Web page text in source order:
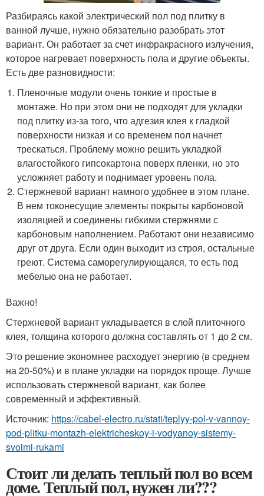
Разбираясь какой электрический пол под плитку в
ванной лучше, нужно обязательно разобрать этот
вариант. Он работает за счет инфракрасного излучения,
которое нагревает поверхность пола и другие объекты.
Есть две разновидности:
Пленочные модули очень тонкие и простые в
монтаже. Но при этом они не подходят для укладки
под плитку из-за того, что адгезия клея к гладкой
поверхности низкая и со временем пол начнет
трескаться. Проблему можно решить укладкой
влагостойкого гипсокартона поверх пленки, но это
усложняет работу и поднимает уровень пола.
Стержневой вариант намного удобнее в этом плане.
В нем токонесущие элементы покрыты карбоновой
изоляцией и соединены гибкими стержнями с
карбоновым наполнением. Работают они независимо
друг от друга. Если один выходит из строя, остальные
греют. Система саморегулирующаяся, то есть под
мебелью она не работает.
Важно!
Стержневой вариант укладывается в слой плиточного
клея, толщина которого должна составлять от 1 до 2 см.
Это решение экономнее расходует энергию (в среднем
на 20-50%) и в плане укладки на порядок проще. Лучше
использовать стержневой вариант, как более
современный и эффективный.
Источник: https://cabel-electro.ru/stati/teplyy-pol-v-vannoy-
pod-plitku-montazh-elektricheskoy-i-vodyanoy-sistemy-
svoimi-rukami
Стоит ли делать теплый пол во всем
доме. Теплый пол, нужен ли???